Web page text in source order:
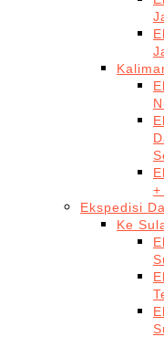
+
Ekspedisi
Ke